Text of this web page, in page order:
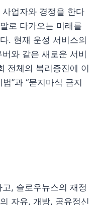
업자와 경쟁을 한다
로 다가오는 미래를
. 현재 운성 서비스의
와 같은 새로운 서비
전체의 복리증진에 이
”과 “묻지마식 금지
, 슬로우뉴스의 재정
의 자유, 개방, 공유정신